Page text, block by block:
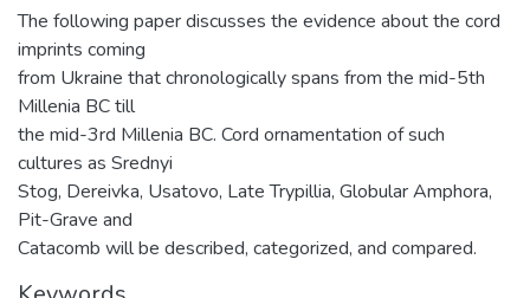
The following paper discusses the evidence about the cord
imprints coming
from Ukraine that chronologically spans from the mid-5th
Millenia BC till
the mid-3rd Millenia BC. Cord ornamentation of such
cultures as Srednyi
Stog, Dereivka, Usatovo, Late Trypillia, Globular Amphora,
Pit-Grave and
Catacomb will be described, categorized, and compared.